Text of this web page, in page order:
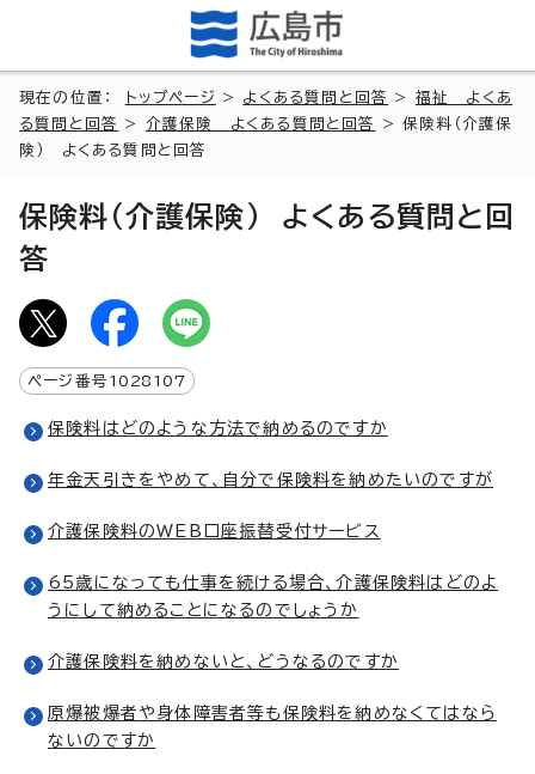
現在の位置： トップページ > よくある質問と回答 > 福祉 よくあ
る質問と回答
> 介護保険 よくある質問と回答
> 保険料（介護保
険） よくある質問と回答
保険料（介護保険） よくある質問と回
答
ページ番号 1028107
保険料はどのような方法で納めるのですか
年金天引きをやめて、自分で保険料を納めたいのですが
介護保険料のWEB口座振替受付サービス
65歳になっても仕事を続ける場合、介護保険料はどのよ
うにして納めることになるのでしょうか
介護保険料を納めないと、どうなるのですか
原爆被爆者や身体障害者等も保険料を納めなくてはなら
ないのですか